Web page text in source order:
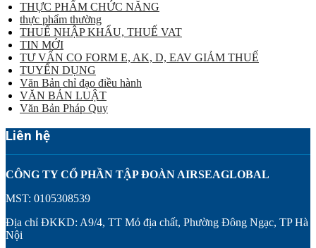
THỰC PHẨM CHỨC NĂNG
thực phẩm thường
THUẾ NHẬP KHẨU, THUẾ VAT
TIN MỚI
TƯ VẤN CO FORM E, AK, D, EAV GIẢM THUẾ
TUYỂN DỤNG
Văn Bản chỉ đạo điều hành
VĂN BẢN LUẬT
Văn Bản Pháp Quy
Liên hệ
CÔNG TY CỔ PHẦN TẬP ĐOÀN AIRSEAGLOBAL
MST: 0105308539
Địa chỉ ĐKKD: A9/4, TT Mỏ địa chất, Phường Đông Ngạc, TP Hà
Nội